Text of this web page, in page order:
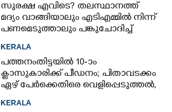
സുരക്ഷ എവിടെ?​ തലസ്ഥാനത്ത്
മദ്യം വാങ്ങിയാലും എടിഎമ്മിൽ നിന്ന്
പണമെടുത്താലും പങ്കുചോദിച്ച്
KERALA
പത്തനംതിട്ടയിൽ 10-ാം
ക്ലാസുകാരിക്ക് പീഡനം; പിതാവടക്കം
ഏഴ് പേർക്കെതിരെ വെളിപ്പെടുത്തൽ,
KERALA